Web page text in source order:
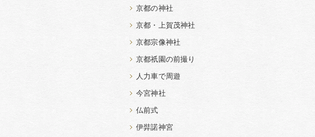
京都の神社
京都・上賀茂神社
京都宗像神社
京都祇園の前撮り
人力車で周遊
今宮神社
仏前式
伊弉諾神宮